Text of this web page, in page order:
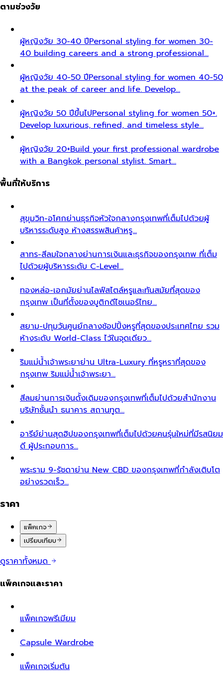
ตามช่วงวัย
ผู้หญิงวัย 30-40 ปีPersonal styling for women 30-
40 building careers and a strong professional…
ผู้หญิงวัย 40-50 ปีPersonal styling for women 40-50
at the peak of career and life. Develop…
ผู้หญิงวัย 50 ปีขึ้นไปPersonal styling for women 50+.
Develop luxurious, refined, and timeless style…
ผู้หญิงวัย 20+Build your first professional wardrobe
with a Bangkok personal stylist. Smart…
พื้นที่ให้บริการ
สุขุมวิท-อโศกย่านธุรกิจหัวใจกลางกรุงเทพที่เต็มไปด้วยผู้
บริหารระดับสูง ห้างสรรพสินค้าหรู…
สาทร-สีลมใจกลางย่านการเงินและธุรกิจของกรุงเทพ ที่เต็ม
ไปด้วยผู้บริหารระดับ C-Level…
ทองหล่อ-เอกมัยย่านไลฟ์สไตล์หรูและทันสมัยที่สุดของ
กรุงเทพ เป็นที่ตั้งของบูติกดีไซเนอร์ไทย…
สยาม-ปทุมวันศูนย์กลางช้อปปิ้งหรูที่สุดของประเทศไทย รวม
ห้างระดับ World-Class ไว้ในจุดเดียว…
ริมแม่น้ำเจ้าพระยาย่าน Ultra-Luxury ที่หรูหราที่สุดของ
กรุงเทพ ริมแม่น้ำเจ้าพระยา…
สีลมย่านการเงินดั้งเดิมของกรุงเทพที่เต็มไปด้วยสำนักงาน
บริษัทชั้นนำ ธนาคาร สถานทูต…
อารีย์ย่านสุดฮิปของกรุงเทพที่เต็มไปด้วยคนรุ่นใหม่ที่มีรสนิยม
ดี ผู้ประกอบการ…
พระราม 9-รัชดาย่าน New CBD ของกรุงเทพที่กำลังเติบโต
อย่างรวดเร็ว…
ราคา
แพ็คเกจ
เปรียบเทียบ
ดูราคาทั้งหมด
แพ็คเกจและราคา
แพ็คเกจพรีเมียม
Capsule Wardrobe
แพ็คเกจเริ่มต้น